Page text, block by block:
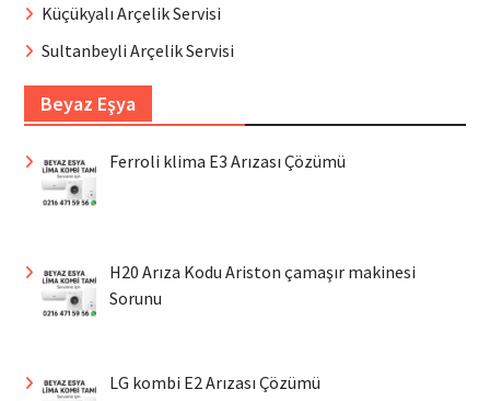
Küçükyalı Arçelik Servisi
Sultanbeyli Arçelik Servisi
Beyaz Eşya
Ferroli klima E3 Arızası Çözümü
H20 Arıza Kodu Ariston çamaşır makinesi
Sorunu
LG kombi E2 Arızası Çözümü